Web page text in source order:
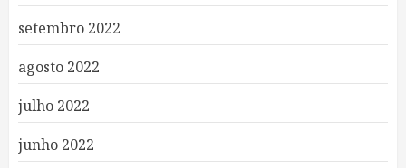
setembro 2022
agosto 2022
julho 2022
junho 2022